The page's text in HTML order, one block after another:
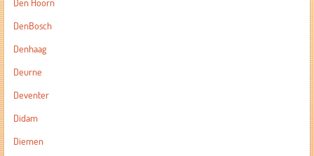
Den Hoorn
DenBosch
Denhaag
Deurne
Deventer
Didam
Diemen